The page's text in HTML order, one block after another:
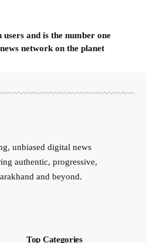
and is the number one
network on the planet
unbiased digital news
authentic, progressive,
and beyond.
Top Categories